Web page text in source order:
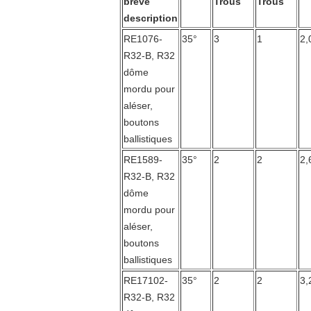
description
RE1076-
R32-B, R32
dôme
mordu pour
aléser,
boutons
ballistiques
35° 3 1
RE1589-
R32-B, R32
dôme
mordu pour
aléser,
boutons
ballistiques
35° 2 2
RE17102-
R32-B, R32
35° 2 2